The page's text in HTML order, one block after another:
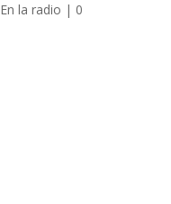
En la radio | 0